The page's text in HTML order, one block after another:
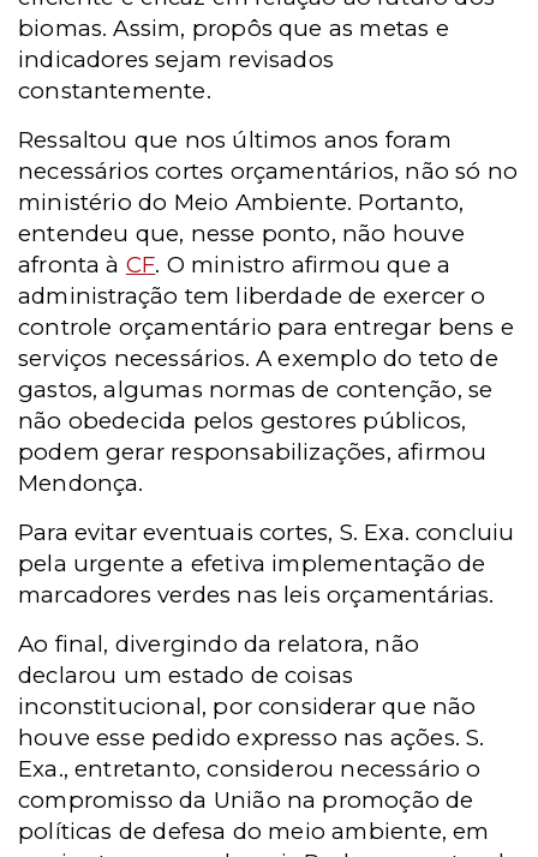
biomas. Assim, propôs que as metas e
indicadores sejam revisados
constantemente.
Ressaltou que nos últimos anos foram
necessários cortes orçamentários, não só no
ministério do Meio Ambiente. Portanto,
entendeu que, nesse ponto, não houve
afronta à CF. O ministro afirmou que a
administração tem liberdade de exercer o
controle orçamentário para entregar bens e
serviços necessários. A exemplo do teto de
gastos, algumas normas de contenção, se
não obedecida pelos gestores públicos,
podem gerar responsabilizações, afirmou
Mendonça.
Para evitar eventuais cortes, S. Exa. concluiu
pela urgente a efetiva implementação de
marcadores verdes nas leis orçamentárias.
Ao final, divergindo da relatora, não
declarou um estado de coisas
inconstitucional, por considerar que não
houve esse pedido expresso nas ações. S.
Exa., entretanto, considerou necessário o
compromisso da União na promoção de
políticas de defesa do meio ambiente, em